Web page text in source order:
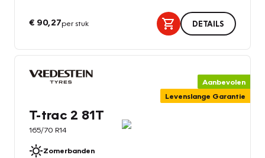
€ 90,27per stuk DETAILS
Aanbevolen
Levenslange Garantie
T-trac 2 81T
165/70 R14
Zomerbanden